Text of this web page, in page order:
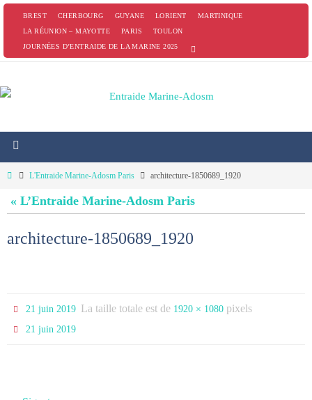
PasserBREST CHERBOURG GUYANE LORIENT
MARTINIQUE
LA RÉUNION – MAYOTTE
PARIS
TOULON
JOURNÉES D’ENTRAIDE DE LA MARINE 2025
HomeL'Entraide Marine-Adosm Paris architecture-1850689_1920
« L’Entraide Marine-Adosm Paris
architecture-1850689_1920
21 juin 2019 La taille totale est de 1920 × 1080 pixels
21 juin 2019